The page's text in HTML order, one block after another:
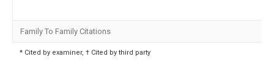
Family To Family Citations
* Cited by examiner, † Cited by third party